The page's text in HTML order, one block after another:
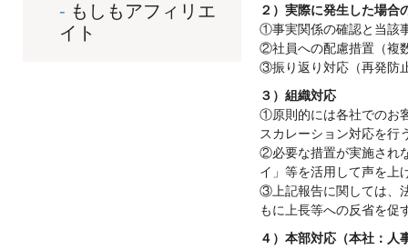
２）実際に発生した場合
①事実関係の確認と当該
②社員への配慮措置（複
③振り返り対応（再発防
３）組織対応
①原則的には各社でのお
スカレーション対応を行
②必要な措置が実施され
イ」等を活用して声を上
③上記報告に関しては、
もに上長等への反省を促
４）本部対応（本社：人
もしもアフィリエ
イト